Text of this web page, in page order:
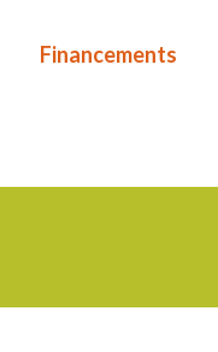
Financements